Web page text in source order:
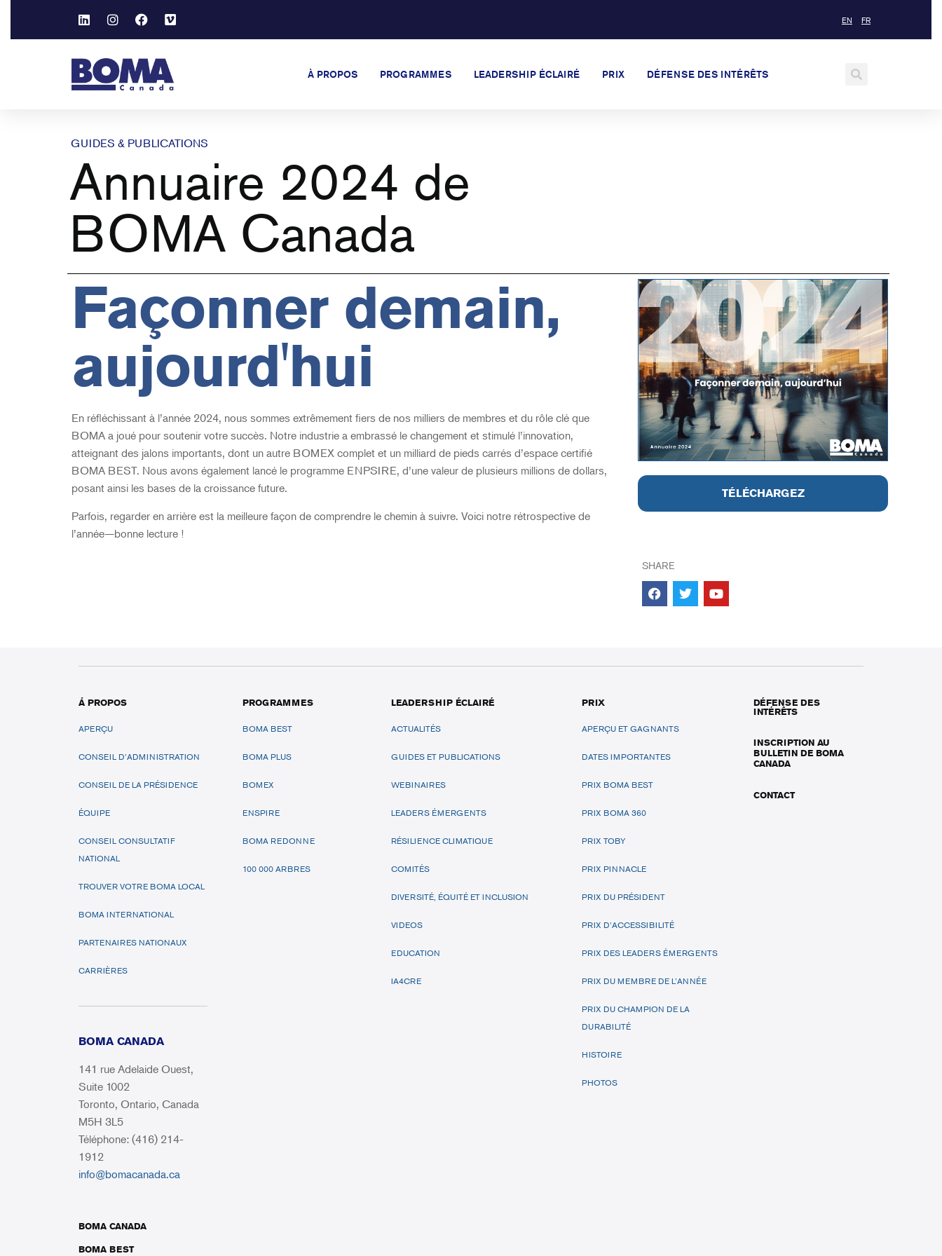
EN FR
À PROPOS PROGRAMMES LEADERSHIP ÉCLAIRÉ PRIX DÉFENSE DES INTÉRÊTS
GUIDES & PUBLICATIONS
Annuaire 2024 de
BOMA Canada
Façonner demain,
aujourd'hui
En réfléchissant à l’année 2024, nous sommes extrêmement fiers de nos milliers de membres et du rôle clé que
BOMA a joué pour soutenir votre succès. Notre industrie a embrassé le changement et stimulé l’innovation,
atteignant des jalons importants, dont un autre BOMEX complet et un milliard de pieds carrés d’espace certifié
BOMA BEST. Nous avons également lancé le programme ENPSIRE, d’une valeur de plusieurs millions de dollars,
posant ainsi les bases de la croissance future.
Parfois, regarder en arrière est la meilleure façon de comprendre le chemin à suivre. Voici notre rétrospective de
l’année—bonne lecture !
TÉLÉCHARGEZ
SHARE
Á PROPOS
APERÇU
CONSEIL D’ADMINISTRATION
CONSEIL DE LA PRÉSIDENCE
ÉQUIPE
CONSEIL CONSULTATIF
NATIONAL
TROUVER VOTRE BOMA LOCAL
BOMA INTERNATIONAL
PARTENAIRES NATIONAUX
CARRIÈRES
BOMA CANADA
141 rue Adelaide Ouest,
Suite 1002
Toronto, Ontario, Canada
M5H 3L5
Téléphone: (416) 214-
1912
info@bomacanada.ca
BOMA CANADA
BOMA BEST
PROGRAMMES
BOMA BEST
BOMA PLUS
BOMEX
ENSPIRE
BOMA REDONNE
100 000 ARBRES
LEADERSHIP ÉCLAIRÉ
ACTUALITÉS
GUIDES ET PUBLICATIONS
WEBINAIRES
LEADERS ÉMERGENTS
RÉSILIENCE CLIMATIQUE
COMITÉS
DIVERSITÉ, ÉQUITÉ ET INCLUSION
VIDEOS
EDUCATION
IA4CRE
PRIX
APERÇU ET GAGNANTS
DATES IMPORTANTES
PRIX BOMA BEST
PRIX BOMA 360
PRIX TOBY
PRIX PINNACLE
PRIX DU PRÉSIDENT
PRIX D’ACCESSIBILITÉ
PRIX DES LEADERS ÉMERGENTS
PRIX DU MEMBRE DE L’ANNÉE
PRIX DU CHAMPION DE LA
DURABILITÉ
HISTOIRE
PHOTOS
DÉFENSE DES
INTÉRÊTS
INSCRIPTION AU
BULLETIN DE BOMA
CANADA
CONTACT